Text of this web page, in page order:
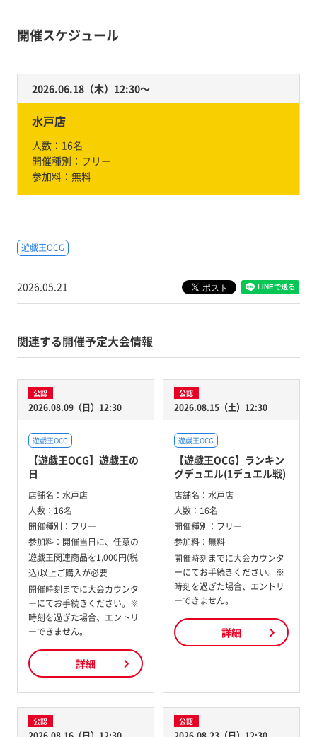
開催スケジュール
2026.06.18（木）12:30〜
水戸店
人数： 16名
開催種別： フリー
参加料： 無料
遊戯王OCG
2026.05.21
関連する開催予定大会情報
公認
2026.08.09（日）12:30
遊戯王OCG
【遊戯王OCG】遊戯王の
日
店舗名： 水戸店
人数： 16名
開催種別： フリー
参加料： 開催当日に、任意の
遊戯王関連商品を1,000円(税
込)以上ご購入が必要
開催時刻までに大会カウンタ
ーにてお手続きください。※
時刻を過ぎた場合、エントリ
ーできません。
詳細
公認
2026.08.15（土）12:30
遊戯王OCG
【遊戯王OCG】ランキン
グデュエル(1デュエル戦)
店舗名： 水戸店
人数： 16名
開催種別： フリー
参加料： 無料
開催時刻までに大会カウンタ
ーにてお手続きください。※
時刻を過ぎた場合、エントリ
ーできません。
詳細
公認 公認